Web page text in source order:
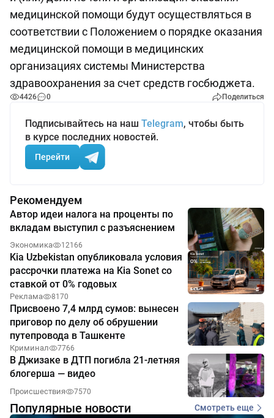
медицинской помощи будут осуществляться в
соответствии с Положением о порядке оказания
медицинской помощи в медицинских
организациях системы Министерства
здравоохранения за счет средств госбюджета.
4426 0 Поделиться
Подписывайтесь на наш Telegram, чтобы быть
в курсе последних новостей.
Перейти
Рекомендуем
Автор идеи налога на проценты по
вкладам выступил с разъяснением
Экономика 12166
Kia Uzbekistan опубликовала условия
рассрочки платежа на Kia Sonet со
ставкой от 0% годовых
Реклама 8170
Присвоено 7,4 млрд сумов: вынесен
приговор по делу об обрушении
путепровода в Ташкенте
Криминал 7766
В Джизаке в ДТП погибла 21-летняя
блогерша — видео
Происшествия 7570
Популярные новости Смотреть еще